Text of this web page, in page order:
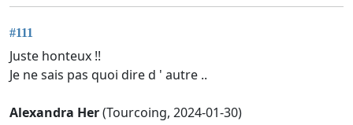
#111
Juste honteux !!
Je ne sais pas quoi dire d ' autre ..
Alexandra Her(Tourcoing, 2024-01-30)